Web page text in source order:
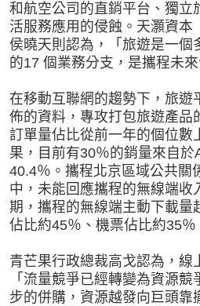
和航空公司的直銷平台、獨立
活服務應用的侵蝕。天灝資本
侯曉天則認為，「旅遊是一個
的17 個業務分支，是攜程未
在移動互聯網的趨勢下，旅遊
佈的資料，專攻打包旅遊產品
訂單量佔比從前一年的個位數
果，目前有30％的銷量來自
40.4％。攜程北京區域公共關
中，未能回應攜程的無線端
期，攜程的無線端主動下載量
佔比約45％、機票佔比約35％
青芒果行政總裁高戈認為，
「流量競爭已經轉變為資源
步的併購，資源越發向巨頭